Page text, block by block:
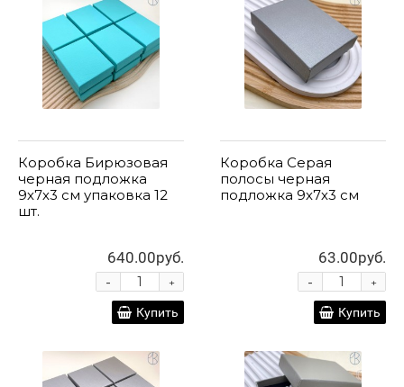
Коробка Бирюзовая
черная подложка
9х7х3 см упаковка 12
шт.
640.00руб.
+
-
Купить
Коробка Серая
полосы черная
подложка 9х7х3 см
63.00руб.
+
-
Купить